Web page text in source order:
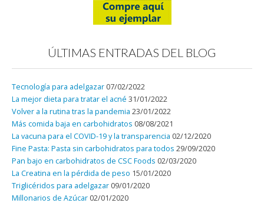
ÚLTIMAS ENTRADAS DEL BLOG
Tecnología para adelgazar 07/02/2022
La mejor dieta para tratar el acné 31/01/2022
Volver a la rutina tras la pandemia 23/01/2022
Más comida baja en carbohidratos 08/08/2021
La vacuna para el COVID-19 y la transparencia 02/12/2020
Fine Pasta: Pasta sin carbohidratos para todos 29/09/2020
Pan bajo en carbohidratos de CSC Foods 02/03/2020
La Creatina en la pérdida de peso 15/01/2020
Triglicéridos para adelgazar 09/01/2020
Millonarios de Azúcar 02/01/2020